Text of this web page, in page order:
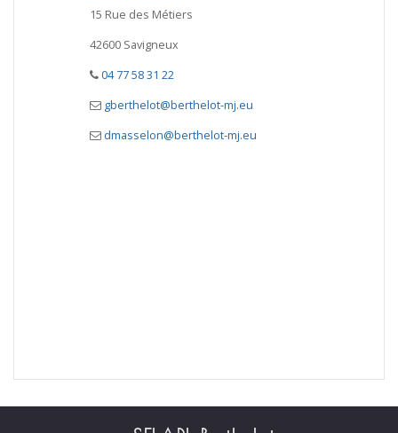
15 Rue des Métiers
42600 Savigneux
04 77 58 31 22
gberthelot@berthelot-mj.eu
dmasselon@berthelot-mj.eu